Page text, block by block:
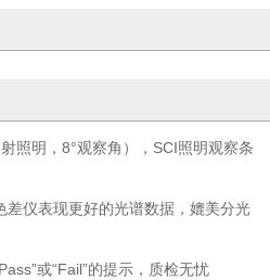
照明，8°观察角），SCI照明观察条
仪表现更好的光谱数据，媲美分光
或“Fail”的提示，质检无忧